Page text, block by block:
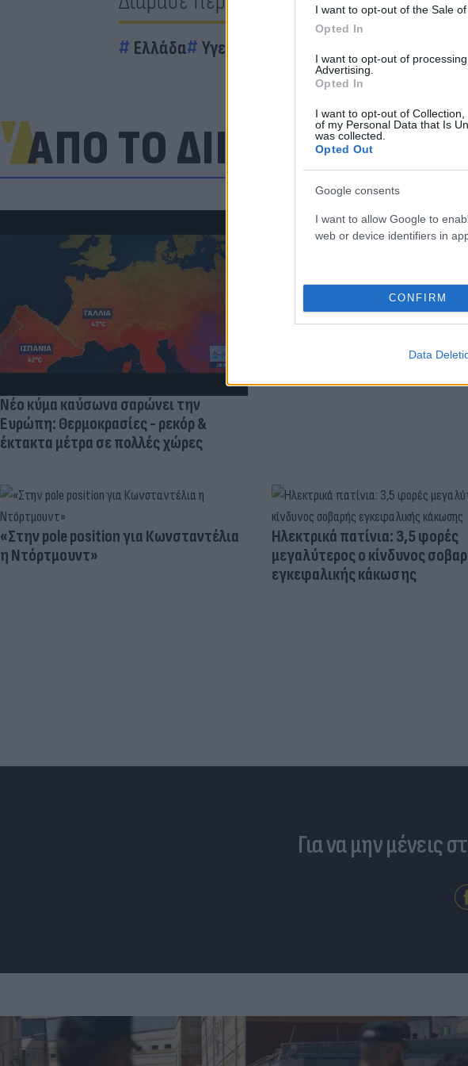
I want to opt-out of the Sale
Opted In
I want to opt-out of
Advertising.
Opted In
I want to opt-out of
of my Personal Data that Is
was collected.
Opted Out
Google consents
I want to allow Google to
web or device identifiers in
CONFIRM
Data
Ελλάδα Υγεία
ΑΠΟ ΤΟ ΔΙΚΤΥΟ
Νέο κύμα καύσωνα σαρώνει την
Ευρώπη: Θερμοκρασίες - ρεκόρ &
έκτακτα μέτρα σε πολλές χώρες
Πανζουρλισμός στην
Σαλάχ - Χιλιάδες κόσμου στο
της Τραμπζονσπόρ (video)
«Στην pole position για Κωνσταντέλια
η Ντόρτμουντ»
Ηλεκτρικά πατίνια: 3,5 φορές
μεγαλύτερος ο κίνδυνος
εγκεφαλικής κάκωσης
Για να μην μένεις